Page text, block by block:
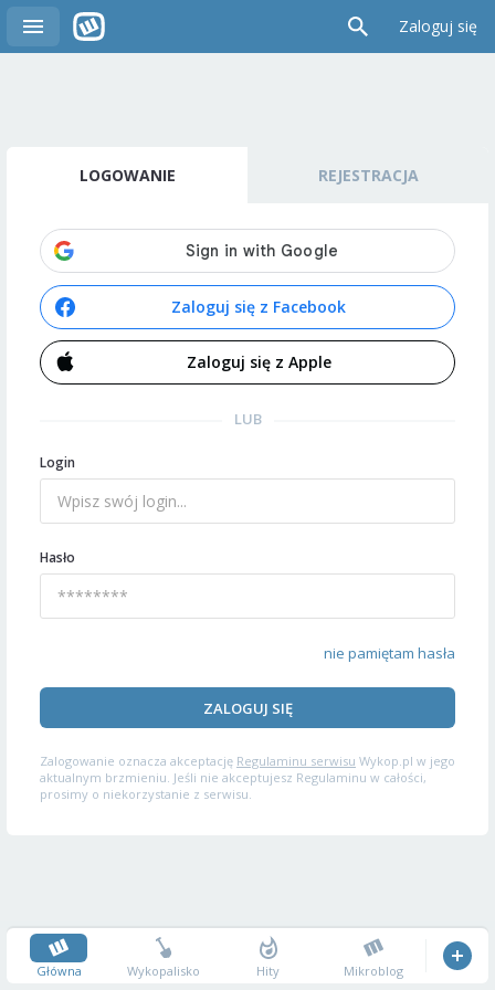
Zaloguj się
LOGOWANIE REJESTRACJA
Zaloguj się z Facebook
Zaloguj się z Apple
LUB
Login
Hasło
nie pamiętam hasła
ZALOGUJ SIĘ
Zalogowanie oznacza akceptację Regulaminu serwisu Wykop.pl w jego
aktualnym brzmieniu. Jeśli nie akceptujesz Regulaminu w całości,
prosimy o niekorzystanie z serwisu.
Główna Wykopalisko Hity Mikroblog